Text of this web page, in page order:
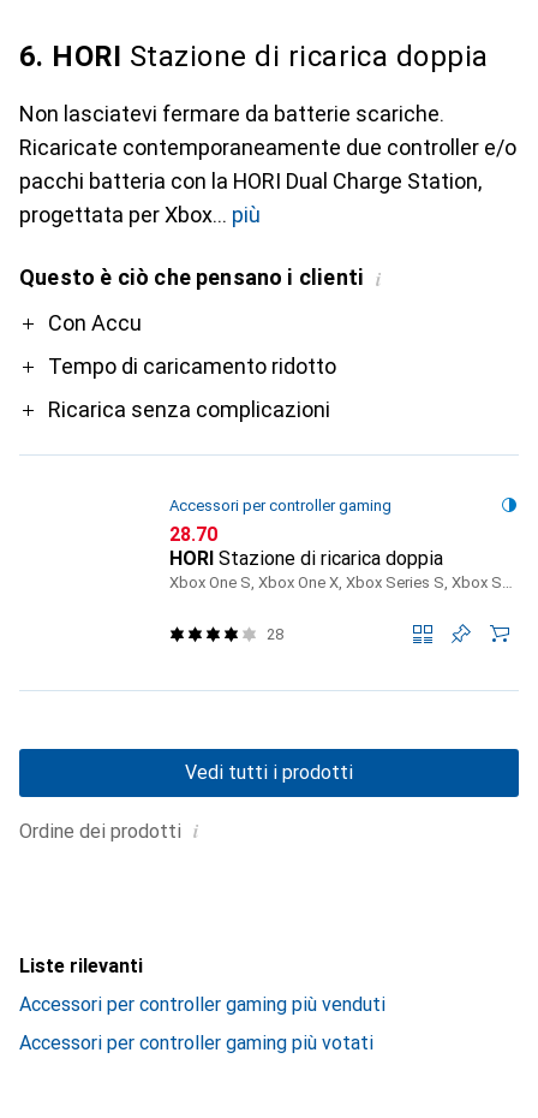
6. HORI Stazione di ricarica doppia
Non lasciatevi fermare da batterie scariche.
Ricaricate contemporaneamente due controller e/o
pacchi batteria con la HORI Dual Charge Station,
progettata per Xbox
più
Questo è ciò che pensano i clienti i
ProCon Accu
Tempo di caricamento ridotto
Ricarica senza complicazioni
Accessori per controller gaming
CHF
28.70
HORI Stazione di ricarica doppia
Xbox One S, Xbox One X, Xbox Series S, Xbox Series X
28
Ordine dei prodotti i
Vedi tutti i prodotti
Liste rilevanti
Accessori per controller gaming più venduti
Accessori per controller gaming più votati